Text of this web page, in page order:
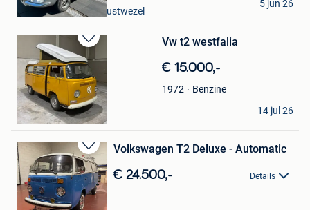
Kalmthout & Deel Wuustwezel
5 jun 26
Bewaren
in
Mijn
Favorieten
Vw t2 westfalia
€ 15.000,-
1972
Benzine
younes
Antwerpen
14 jul 26
Bewaren
in
Mijn
Favorieten
Volkswagen T2 Deluxe - Automatic
€ 24.500,- Details